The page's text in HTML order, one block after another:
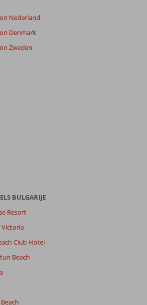
Nederland
Denmark
Zweden
BULGARIJE
Resort
Victoria
Club Hotel
Beach